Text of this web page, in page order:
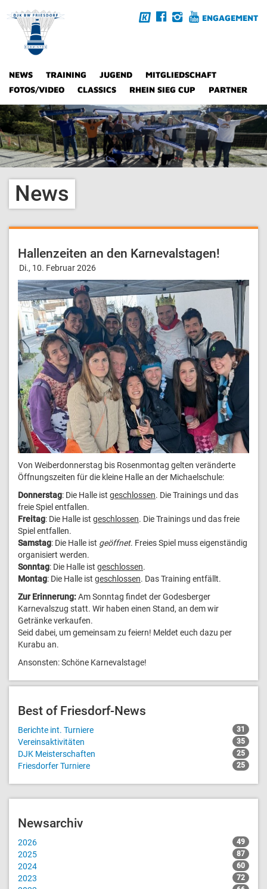
ENGAGEMENT
NEWS TRAINING JUGEND
MITGLIEDSCHAFT
FOTOS/VIDEO
CLASSICS RHEIN SIEG CUP PARTNER
News
Hallenzeiten an den Karnevalstagen!
Di., 10. Februar 2026
Von Weiberdonnerstag bis Rosenmontag gelten veränderte
Öffnungszeiten für die kleine Halle an der Michaelschule:
Donnerstag: Die Halle ist geschlossen. Die Trainings und das
freie Spiel entfallen.
Freitag: Die Halle ist geschlossen. Die Trainings und das freie
Spiel entfallen.
Samstag: Die Halle ist geöffnet. Freies Spiel muss eigenständig
organisiert werden.
Sonntag: Die Halle ist geschlossen.
Montag: Die Halle ist geschlossen. Das Training entfällt.
Zur Erinnerung:Am Sonntag findet der Godesberger
Karnevalszug statt. Wir haben einen Stand, an dem wir
Getränke verkaufen.
Seid dabei, um gemeinsam zu feiern! Meldet euch dazu per
Kurabu an.
Ansonsten: Schöne Karnevalstage!
Best of Friesdorf-News
Berichte int. Turniere 31
Vereinsaktivitäten 35
DJK Meisterschaften 25
Friesdorfer Turniere 25
Newsarchiv
2026 49
2025 87
2024 60
2023 72